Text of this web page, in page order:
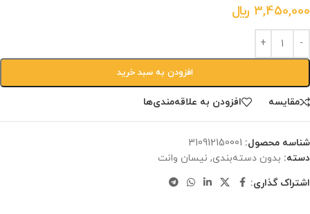
3,450,000 ﷼
افزودن به سبد خرید
مقایسه افزودن به علاقه‌مندی‌ها
شناسه محصول: ‎310912150001
دسته: بدون دسته‌بندی, نیسان وانت
اشتراک گذاری: